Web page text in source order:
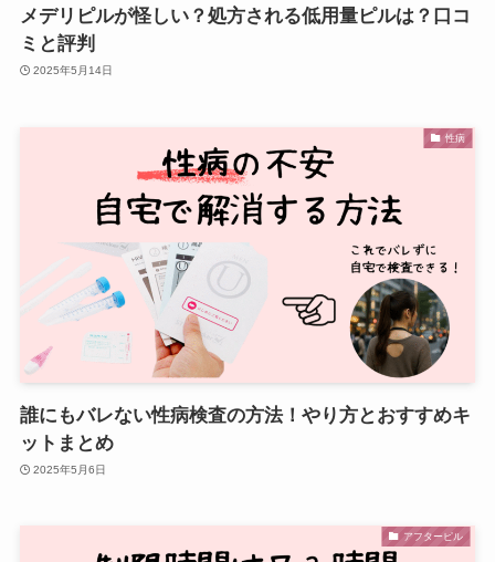
メデリピルが怪しい？処方される低用量ピルは？口コ
ミと評判
2025年5月14日
性病
誰にもバレない性病検査の方法！やり方とおすすめキ
ットまとめ
2025年5月6日
アフターピル